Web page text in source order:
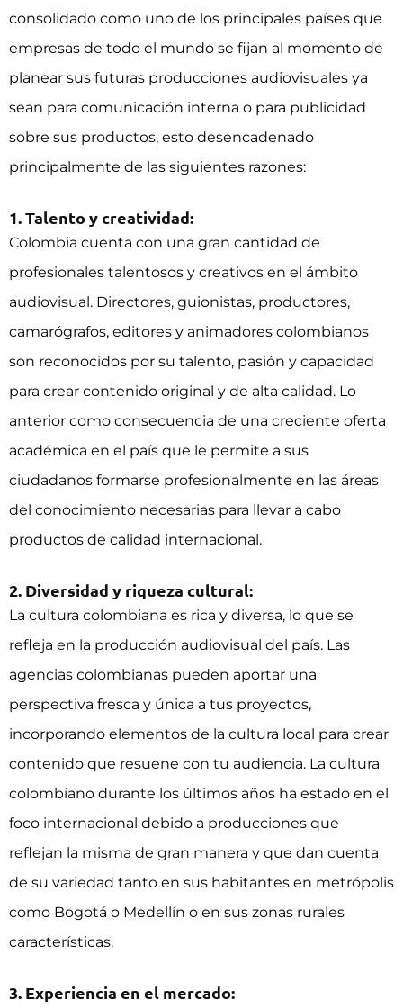
consolidado como uno de los principales países que
empresas de todo el mundo se fijan al momento de
planear sus futuras producciones audiovisuales ya
sean para comunicación interna o para publicidad
sobre sus productos, esto desencadenado
principalmente de las siguientes razones:
1. Talento y creatividad:
Colombia cuenta con una gran cantidad de
profesionales talentosos y creativos en el ámbito
audiovisual. Directores, guionistas, productores,
camarógrafos, editores y animadores colombianos
son reconocidos por su talento, pasión y capacidad
para crear contenido original y de alta calidad. Lo
anterior como consecuencia de una creciente oferta
académica en el país que le permite a sus
ciudadanos formarse profesionalmente en las áreas
del conocimiento necesarias para llevar a cabo
productos de calidad internacional.
2. Diversidad y riqueza cultural:
La cultura colombiana es rica y diversa, lo que se
refleja en la producción audiovisual del país. Las
agencias colombianas pueden aportar una
perspectiva fresca y única a tus proyectos,
incorporando elementos de la cultura local para crear
contenido que resuene con tu audiencia. La cultura
colombiano durante los últimos años ha estado en el
foco internacional debido a producciones que
reflejan la misma de gran manera y que dan cuenta
de su variedad tanto en sus habitantes en metrópolis
como Bogotá o Medellín o en sus zonas rurales
características.
3. Experiencia en el mercado: